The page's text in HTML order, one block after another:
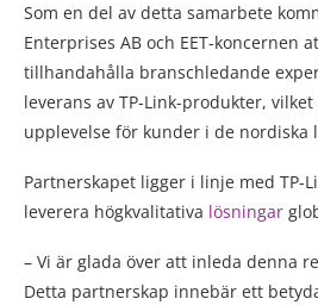
Som en del av detta samarbete
Enterprises AB och EET-koncernen
tillhandahålla branschledande
leverans av TP-Link-produkter,
upplevelse för kunder i de nordiska
Partnerskapet ligger i linje med TP-
leverera högkvalitativa lösningar
– Vi är glada över att inleda denna
Detta partnerskap innebär ett